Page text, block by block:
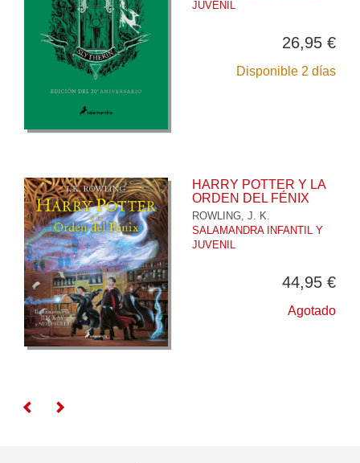
JUVENIL
26,95 €
Disponible 2 días
HARRY POTTER Y LA
ORDEN DEL FÉNIX
ROWLING, J. K.
SALAMANDRA INFANTIL Y
JUVENIL
44,95 €
Agotado